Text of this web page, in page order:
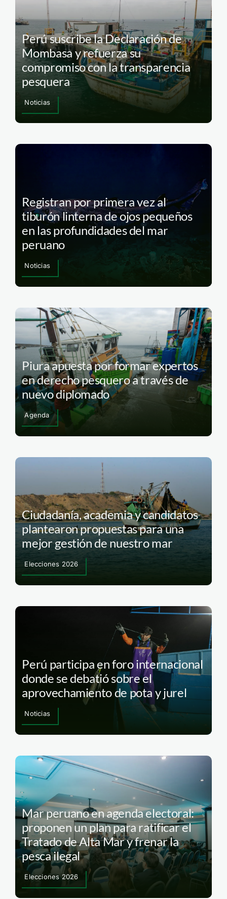
Perú suscribe la Declaración de
Mombasa y refuerza su
compromiso con la transparencia
pesquera
Noticias
Registran por primera vez al
tiburón linterna de ojos pequeños
en las profundidades del mar
peruano
Noticias
Piura apuesta por formar expertos
en derecho pesquero a través de
nuevo diplomado
Agenda
Ciudadanía, academia y candidatos
plantearon propuestas para una
mejor gestión de nuestro mar
Elecciones 2026
Perú participa en foro internacional
donde se debatió sobre el
aprovechamiento de pota y jurel
Noticias
Mar peruano en agenda electoral:
proponen un plan para ratificar el
Tratado de Alta Mar y frenar la
pesca ilegal
Elecciones 2026